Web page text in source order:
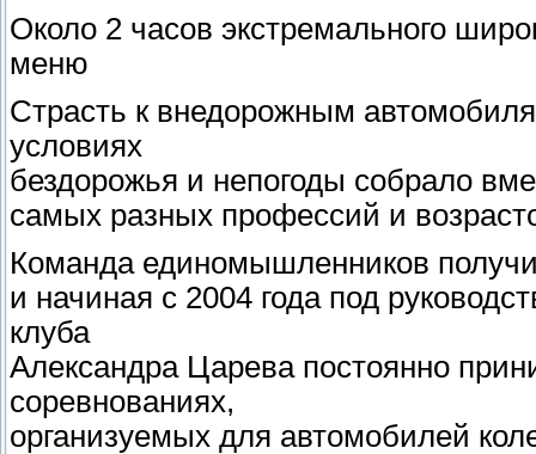
Около 2 часов экстремального
меню
Страсть к внедорожным
условиях
бездорожья и непогоды собрало
самых разных профессий и
Команда единомышленников
и начиная с 2004 года под
клуба
Александра Царева постоянно
соревнованиях,
организуемых для автомобилей